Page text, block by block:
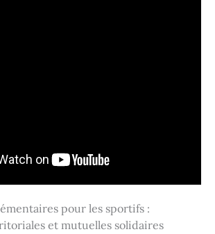
pour les sportifs :
et mutuelles solidaires